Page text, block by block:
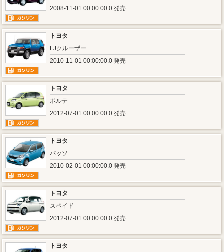
2008-11-01 00:00:00.0 発売
トヨタ
FJクルーザー
2010-11-01 00:00:00.0 発売
トヨタ
ポルテ
2012-07-01 00:00:00.0 発売
トヨタ
パッソ
2010-02-01 00:00:00.0 発売
トヨタ
スペイド
2012-07-01 00:00:00.0 発売
トヨタ